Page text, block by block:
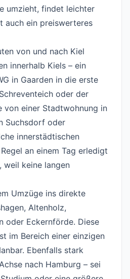
umzieht, findet leichter
auch ein preiswerteres
von und nach Kiel
innerhalb Kiels – ein
in Gaarden in die erste
oder der
von einer Stadtwohnung in
Suchsdorf oder
innerstädtischen
an einem Tag erledigt
weil keine langen
Umzüge ins direkte
Altenholz,
oder Eckernförde. Diese
im Bereich einer einzigen
Ebenfalls stark
nach Hamburg – sei